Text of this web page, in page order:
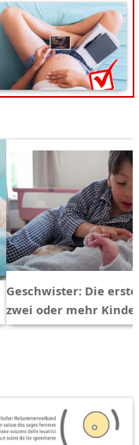
Geschwister: Die
zwei oder mehr